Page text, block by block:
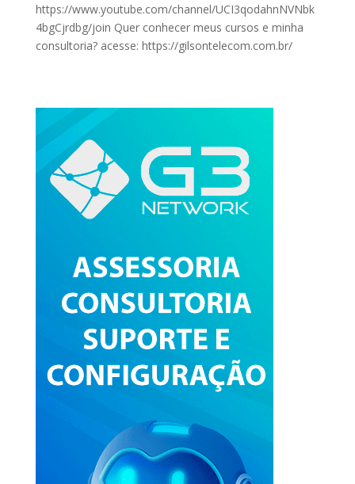
https://www.youtube.com/channel/UCI3qodahnNVNbk
4bgCjrdbg/join Quer conhecer meus cursos e minha
consultoria? acesse: https://gilsontelecom.com.br/